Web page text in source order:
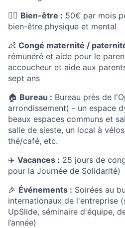
💆‍♀️ Bien-être : 50€ par mois
bien-être physique et mental
👶 Congé maternité /
rémunéré et aide pour le
accoucheur et aide aux
sept ans
🏠 Bureau : Bureau près de
arrondissement) - un espace
beaux espaces communs et
salle de sieste, un local à
thé/café, etc.
✈️ Vacances : 25 jours de
pour la Journée de Solidarité)
🎉 Événements : Soirées au
internationaux de l'entreprise
UpSlide, séminaire d'équipe,
l’année)